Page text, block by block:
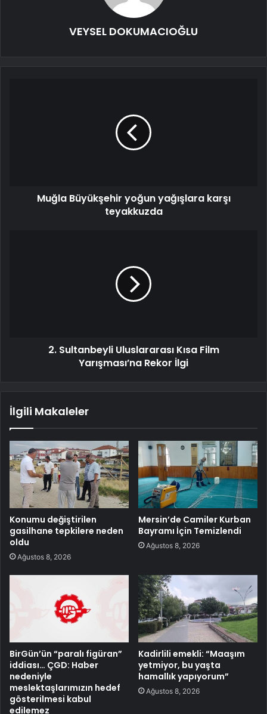
VEYSEL DOKUMACIOĞLU
Muğla Büyükşehir yoğun yağışlara karşı
teyakkuzda
2. Sultanbeyli Uluslararası Kısa Film
Yarışması’na Rekor İlgi
İlgili Makaleler
Konumu değiştirilen
gasilhane tepkilere neden
oldu
Ağustos 8, 2026
Mersin’de Camiler Kurban
Bayramı İçin Temizlendi
Ağustos 8, 2026
BirGün’ün “paralı figüran”
iddiası… ÇGD: Haber
nedeniyle
meslektaşlarımızın hedef
gösterilmesi kabul
edilemez
Kadirlili emekli: “Maaşım
yetmiyor, bu yaşta
hamallık yapıyorum”
Ağustos 8, 2026